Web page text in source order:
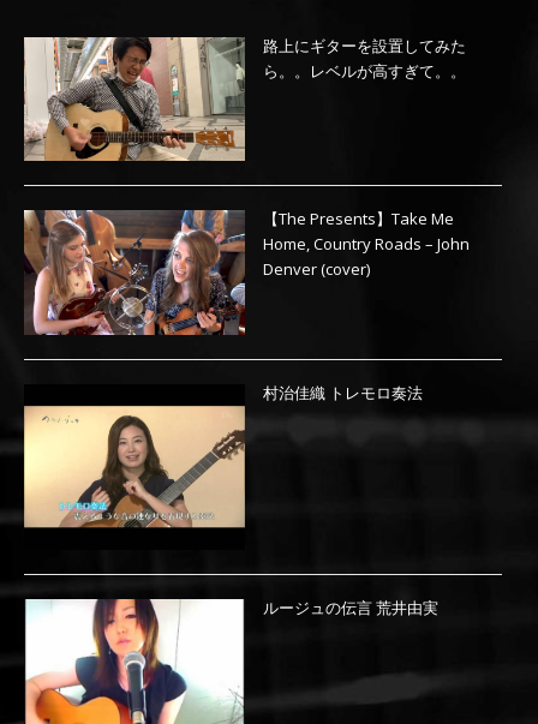
路上にギターを設置してみた
ら。。レベルが高すぎて。。
【The Presents】Take Me
Home, Country Roads – John
Denver (cover)
村治佳織 トレモロ奏法
ルージュの伝言 荒井由実